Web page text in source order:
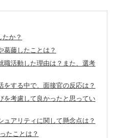
か？
葛藤したことは？
職活動した理由は？また、選考
する中で、面接官の反応は？
を考慮して良かったと思ってい
アリティに関して懸念点は？
たことは？